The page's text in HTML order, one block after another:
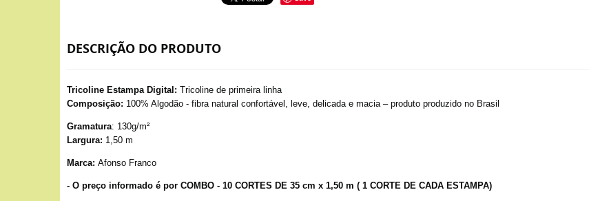
DESCRIÇÃO DO PRODUTO
Tricoline Estampa Digital: Tricoline de primeira linha
Composição: 100% Algodão - fibra natural confortável, leve, delicada e macia – produto produzido no Brasil
Gramatura: 130g/m²
Largura: 1,50 m
Marca: Afonso Franco
- O preço informado é por COMBO - 10 CORTES DE 35 cm x 1,50 m ( 1 CORTE DE CADA ESTAMPA)